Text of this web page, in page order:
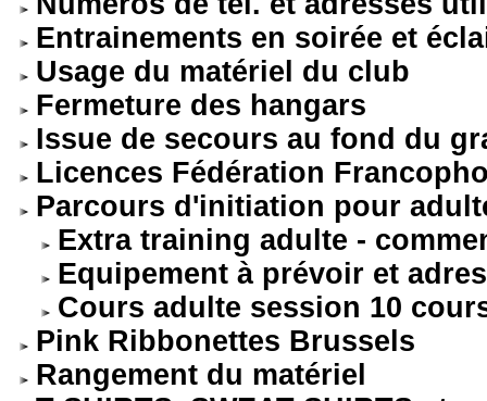
Entrainements en soirée et
Usage du matériel du club
Fermeture des hangars
Issue de secours au fond du
Licences Fédération
Parcours d'initiation pour
Extra training adulte -
Equipement à prévoir et
Cours adulte session 10
Pink Ribbonettes Brussels
Rangement du matériel